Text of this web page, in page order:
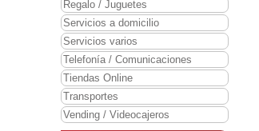
Regalo / Juguetes
Servicios a domicilio
Servicios varios
Telefonía / Comunicaciones
Tiendas Online
Transportes
Vending / Videocajeros